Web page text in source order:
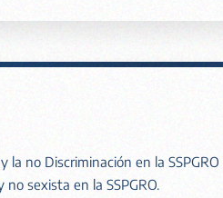
la no Discriminación en la SSPGRO
sexista en la SSPGRO.